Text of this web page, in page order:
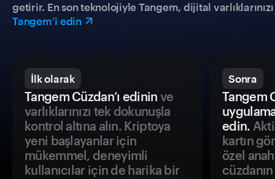
getirir. En son teknolojiyle Tangem, dijital
Tangem’i edin
İlk olarak
Tangem Cüzdan’ı edinin ve
varlıklarınızı tek dokunuşla
kontrol altına alın. Kriptoya
yeni başlayanlar için
mükemmel, deneyimli
kullanıcılar için de harika bir
Sonra
Tangem
edin.
kartın
özel